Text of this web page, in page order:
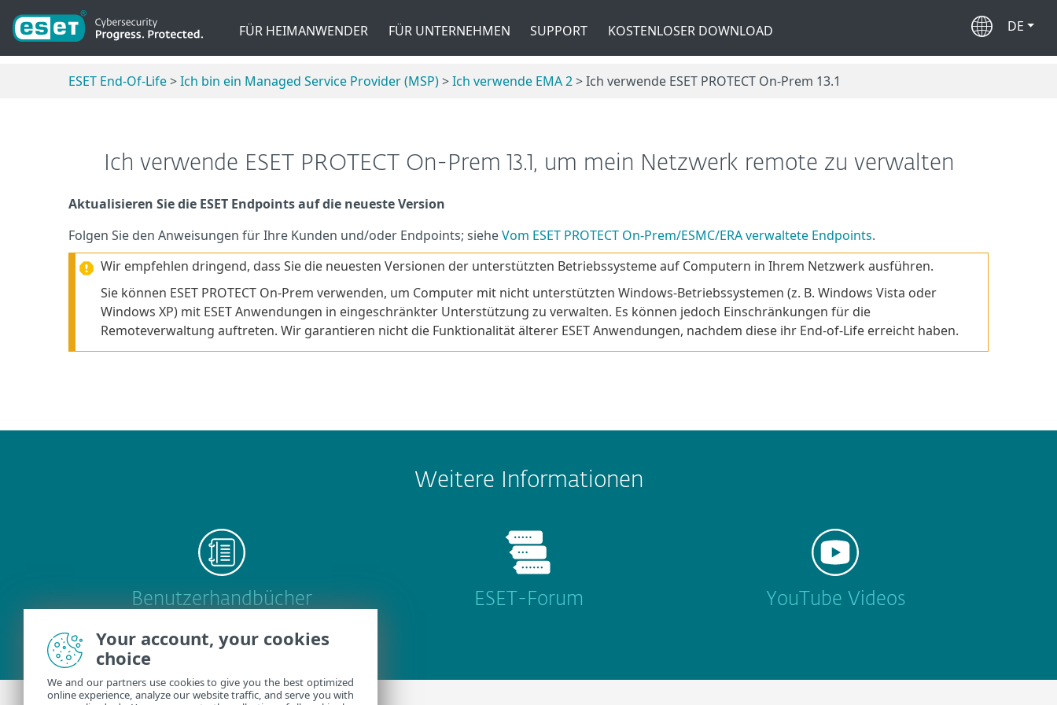
FÜR HEIMANWENDER FÜR UNTERNEHMEN SUPPORT KOSTENLOSER DOWNLOAD DE
ESET End-Of-Life>Ich bin ein Managed Service Provider (MSP)>Ich verwende EMA 2> Ich verwende ESET PROTECT On-Prem 13.1
Ich verwende ESET PROTECT On-Prem 13.1, um mein Netzwerk remote zu verwalten
Aktualisieren Sie die ESET Endpoints auf die neueste Version
Folgen Sie den Anweisungen für Ihre Kunden und/oder Endpoints; sieheVom ESET PROTECT On-Prem/ESMC/ERA verwaltete Endpoints.
Wir empfehlen dringend, dass Sie die neuesten Versionen der unterstützten Betriebssysteme auf Computern in Ihrem Netzwerk ausführen.
Sie können ESET PROTECT On-Prem verwenden, um Computer mit nicht unterstützten Windows-Betriebssystemen (z. B. Windows Vista oder
Windows XP) mit ESET Anwendungen in eingeschränkter Unterstützung zu verwalten. Es können jedoch Einschränkungen für die
Remoteverwaltung auftreten. Wir garantieren nicht die Funktionalität älterer ESET Anwendungen, nachdem diese ihr End-of-Life erreicht haben.
Weitere Informationen
Benutzerhandbücher ESET-Forum YouTube Videos
Your account, your cookies
choice
We and our partners use cookies to give you the best optimized
online experience, analyze our website traffic, and serve you with